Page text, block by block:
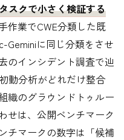
スクで小さく検証する
作業でCWE分類した既
Geminiに同じ分類をさせ
のインシデント調査で辿
動分析がどれだけ整合
織のグラウンドトゥルー
せは、公開ベンチマーク
チマークの数字は「候補